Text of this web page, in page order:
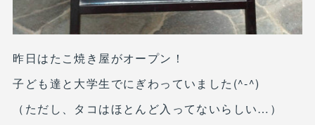
昨日はたこ焼き屋がオープン！
子ども達と大学生でにぎわっていました(^-^)
（ただし、タコはほとんど入ってないらしい…）